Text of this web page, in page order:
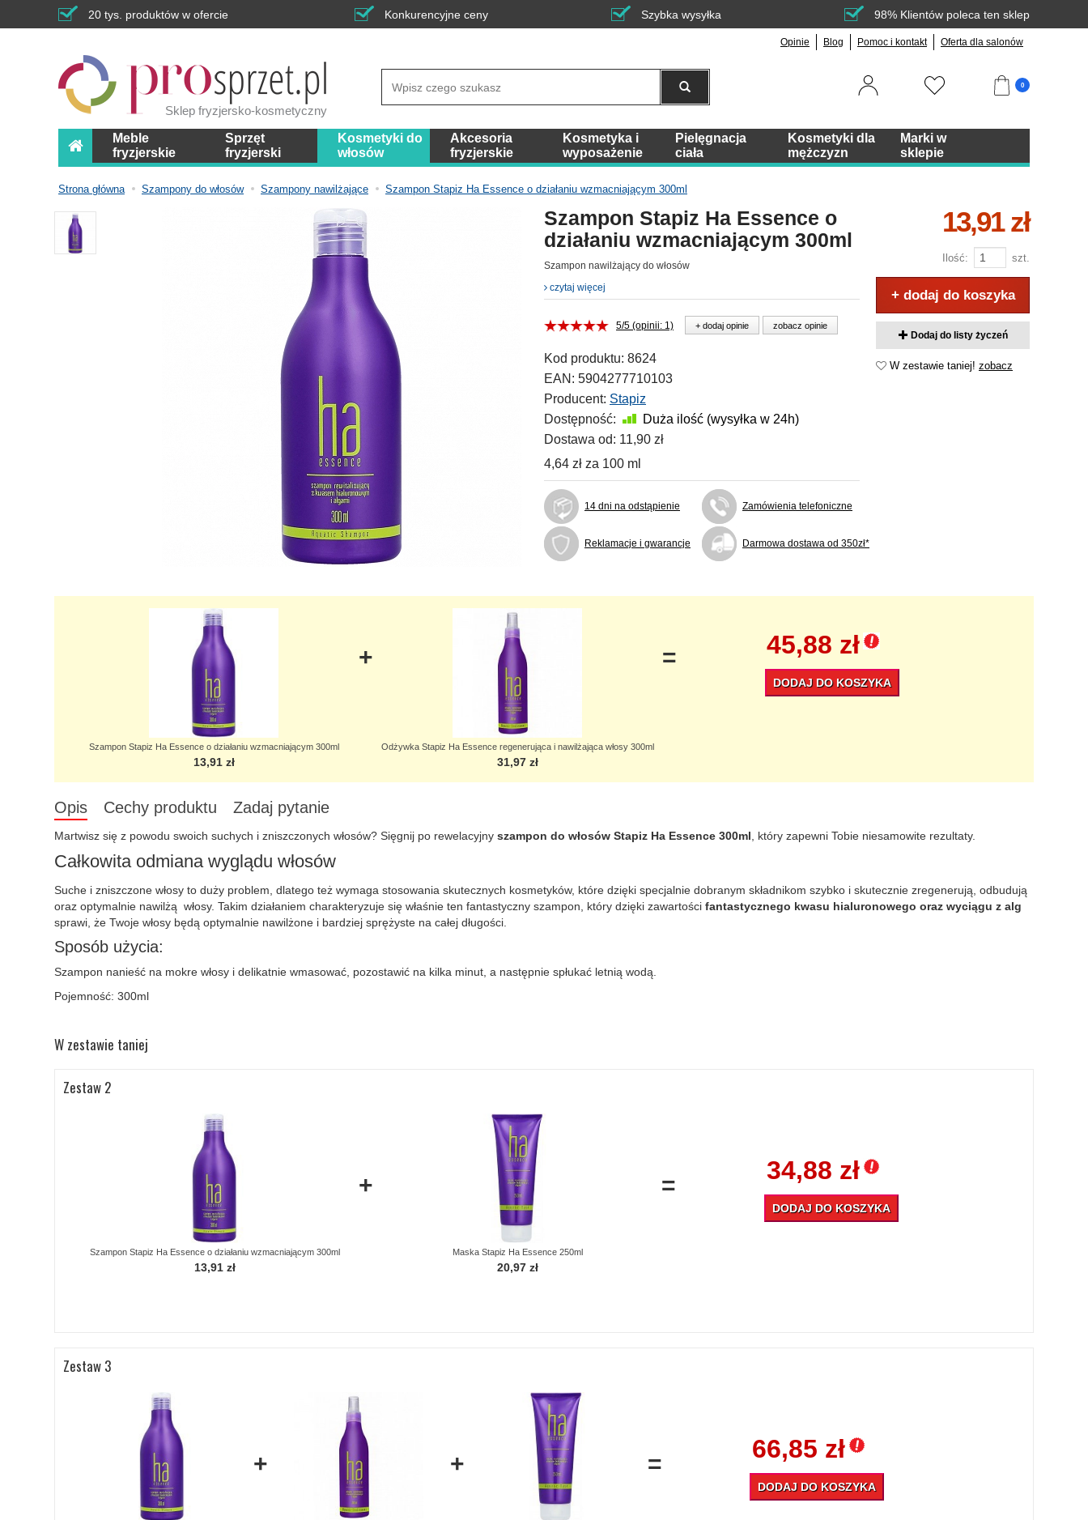
20 tys. produktów w ofercie Konkurencyjne ceny Szybka wysyłka 98% Klientów poleca ten sklep
Opinie Blog Pomoc i kontakt Oferta dla salonów
Sklep fryzjersko-kosmetyczny
0
Meble
fryzjerskie
Sprzęt
fryzjerski
Kosmetyki do
włosów
Akcesoria
fryzjerskie
Kosmetyka i
wyposażenie
Pielęgnacja
ciała
Kosmetyki dla
mężczyzn
Marki w
sklepie
Strona główna Szampony do włosów Szampony nawilżające Szampon Stapiz Ha Essence o działaniu wzmacniającym 300ml
Szampon Stapiz Ha Essence o
działaniu wzmacniającym 300ml
Szampon nawilżający do włosów
czytaj więcej
5/5 (opinii: 1) + dodaj opinie zobacz opinie
Kod produktu: 8624
EAN: 5904277710103
Producent: Stapiz
Dostępność:
Duża ilość (wysyłka w 24h)
Dostawa od: 11,90 zł
4,64 zł za 100 ml
14 dni na odstąpienie Zamówienia telefoniczne
Reklamacje i gwarancje Darmowa dostawa od 350zł*
13,91 zł
Ilość: szt.
+ dodaj do koszyka
Dodaj do listy życzeń
W zestawie taniej! zobacz
+
Szampon Stapiz Ha Essence o działaniu wzmacniającym 300ml
13,91 zł
=
Odżywka Stapiz Ha Essence regenerująca i nawilżająca włosy 300ml
31,97 zł
45,88 zł
DODAJ DO KOSZYKA
Opis Cechy produktu Zadaj pytanie
Martwisz się z powodu swoich suchych i zniszczonych włosów? Sięgnij po rewelacyjny szampon do włosów Stapiz Ha Essence 300ml , który zapewni Tobie niesamowite rezultaty.
Całkowita odmiana wyglądu włosów
Suche i zniszczone włosy to duży problem, dlatego też wymaga stosowania skutecznych kosmetyków, które dzięki specjalnie dobranym składnikom szybko i skutecznie zregenerują, odbudują
oraz optymalnie nawilżą włosy. Takim działaniem charakteryzuje się właśnie ten fantastyczny szampon, który dzięki zawartości fantastycznego kwasu hialuronowego oraz wyciągu z alg
sprawi, że Twoje włosy będą optymalnie nawilżone i bardziej sprężyste na całej długości.
Sposób użycia:
Szampon nanieść na mokre włosy i delikatnie wmasować, pozostawić na kilka minut, a następnie spłukać letnią wodą.
Pojemność: 300ml
W zestawie taniej
Zestaw 2
+
Szampon Stapiz Ha Essence o działaniu wzmacniającym 300ml
13,91 zł
=
Maska Stapiz Ha Essence 250ml
20,97 zł
34,88 zł
DODAJ DO KOSZYKA
Zestaw 3
+ + = 66,85 zł
DODAJ DO KOSZYKA